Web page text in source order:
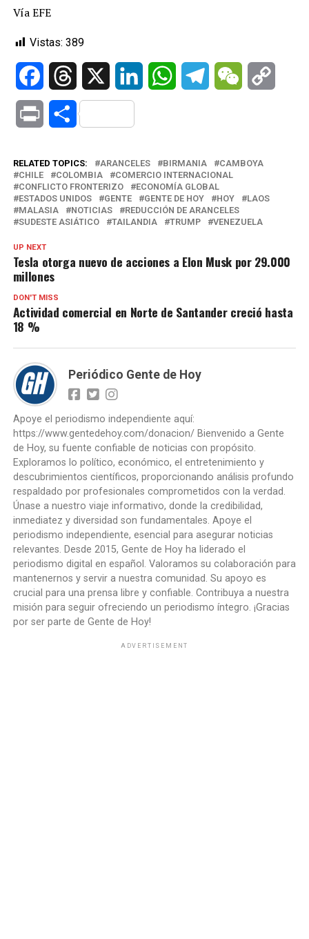
Vía EFE
Vistas: 389
FacebookThreads LinkedIn WhatsAppTelegramWeChat
Print Compartir
RELATED TOPICS: ARANCELES BIRMANIA
CAMBOYA
CHILE
COLOMBIA
COMERCIO INTERNACIONAL
CONFLICTO FRONTERIZO
ECONOMÍA GLOBAL
ESTADOS UNIDOS
GENTE GENTE DE HOY HOY
LAOS
MALASIA
NOTICIAS
REDUCCIÓN DE ARANCELES
SUDESTE ASIÁTICO
TAILANDIA TRUMP VENEZUELA
UP NEXT
Tesla otorga nuevo de acciones a Elon Musk por 29.000
millones
DON'T MISS
Actividad comercial en Norte de Santander creció hasta
18 %
Periódico Gente de Hoy
Apoye el periodismo independiente aquí:
https://www.gentedehoy.com/donacion/ Bienvenido a Gente
de Hoy, su fuente confiable de noticias con propósito.
Exploramos lo político, económico, el entretenimiento y
descubrimientos científicos, proporcionando análisis profundo
respaldado por profesionales comprometidos con la verdad.
Únase a nuestro viaje informativo, donde la credibilidad,
inmediatez y diversidad son fundamentales. Apoye el
periodismo independiente, esencial para asegurar noticias
relevantes. Desde 2015, Gente de Hoy ha liderado el
periodismo digital en español. Valoramos su colaboración para
mantenernos y servir a nuestra comunidad. Su apoyo es
crucial para una prensa libre y confiable. Contribuya a nuestra
misión para seguir ofreciendo un periodismo íntegro. ¡Gracias
por ser parte de Gente de Hoy!
ADVERTISEMENT